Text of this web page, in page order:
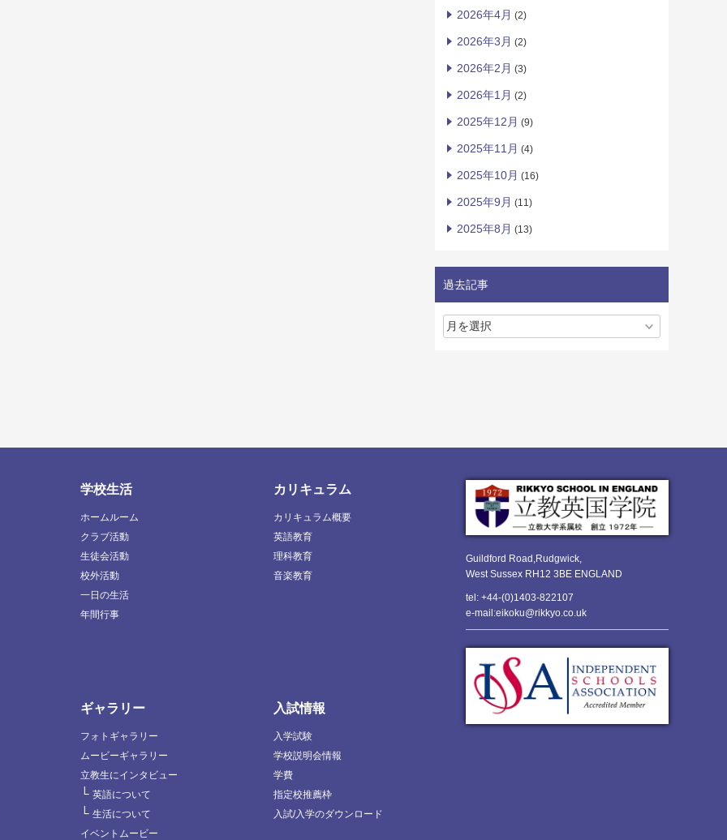
2026年4月 (2)
2026年3月 (2)
2026年2月 (3)
2026年1月 (2)
2025年12月 (9)
2025年11月 (4)
2025年10月 (16)
2025年9月 (11)
2025年8月 (13)
過去記事
Guildford Road,Rudgwick,
West Sussex RH12 3BE ENGLAND
tel: +44-(0)1403-822107
e-mail:eikoku@rikkyo.co.uk
学校生活
ホームルーム
クラブ活動
生徒会活動
校外活動
一日の生活
年間行事
カリキュラム
カリキュラム概要
英語教育
理科教育
音楽教育
ギャラリー
フォトギャラリー
ムービーギャラリー
立教生にインタビュー
└ 英語について
└ 生活について
イベントムービー
入試情報
入学試験
学校説明会情報
学費
指定校推薦枠
入試/入学のダウンロード